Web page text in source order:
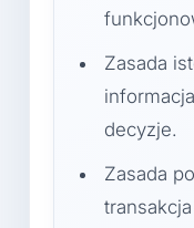
Zasada
decyzje.
Zasada